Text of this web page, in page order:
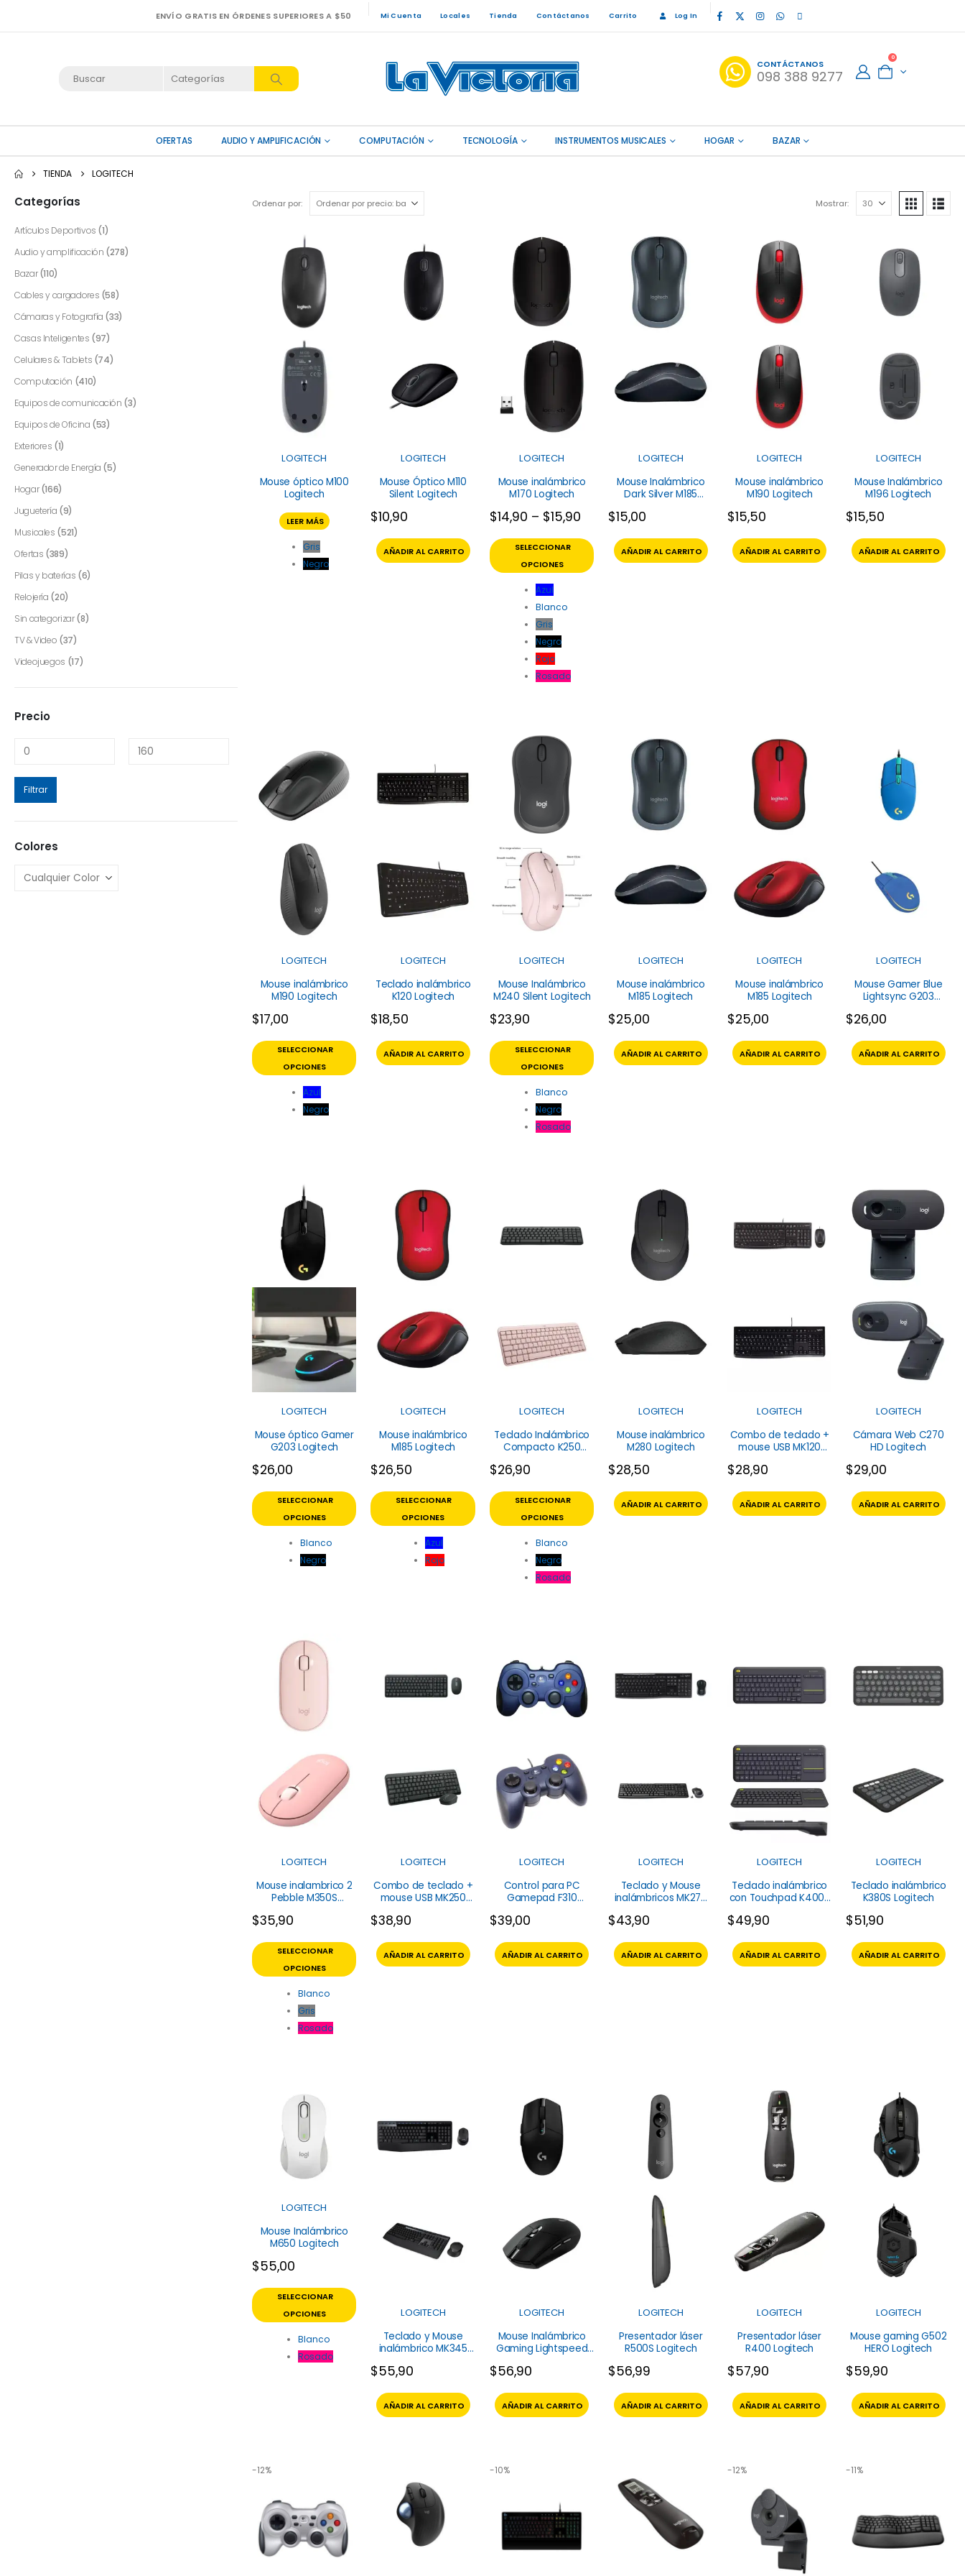
ENVÍO GRATIS EN ÓRDENES SUPERIORES A $50 Mi Cuenta Locales Tienda Contáctanos Carrito Log In
CONTÁCTANOS
098 388 9277
0
OFERTAS AUDIO Y AMPLIFICACIÓN COMPUTACIÓN TECNOLOGÍA INSTRUMENTOS MUSICALES HOGAR BAZAR
TIENDA LOGITECH
Ordenar por: Mostrar:
LOGITECH
Mouse óptico M100
Logitech
LEER MÁS
Gris
Negro
LOGITECH
Mouse Óptico M110
Silent Logitech
$10,90
AÑADIR AL CARRITO
LOGITECH
Mouse inalámbrico
M170 Logitech
$14,90 – $15,90
SELECCIONAR
OPCIONES
Azul
Blanco
Gris
Negro
Rojo
Rosado
LOGITECH
Mouse Inalámbrico
Dark Silver M185
$15,00
AÑADIR AL CARRITO
LOGITECH
Mouse inalámbrico
M190 Logitech
$15,50
AÑADIR AL CARRITO
LOGITECH
Mouse Inalámbrico
M196 Logitech
$15,50
AÑADIR AL CARRITO
LOGITECH
Mouse inalámbrico
M190 Logitech
$17,00
SELECCIONAR
OPCIONES
Azul
Negro
LOGITECH
Teclado inalámbrico
K120 Logitech
$18,50
AÑADIR AL CARRITO
LOGITECH
Mouse Inalámbrico
M240 Silent Logitech
$23,90
SELECCIONAR
OPCIONES
Blanco
Negro
Rosado
LOGITECH
Mouse inalámbrico
M185 Logitech
$25,00
AÑADIR AL CARRITO
LOGITECH
Mouse inalámbrico
M185 Logitech
$25,00
AÑADIR AL CARRITO
LOGITECH
Mouse Gamer Blue
Lightsync G203
$26,00
AÑADIR AL CARRITO
LOGITECH
Mouse óptico Gamer
G203 Logitech
$26,00
SELECCIONAR
OPCIONES
Blanco
Negro
LOGITECH
Mouse inalámbrico
M185 Logitech
$26,50
SELECCIONAR
OPCIONES
Azul
Rojo
LOGITECH
Teclado Inalámbrico
Compacto K250
$26,90
SELECCIONAR
OPCIONES
Blanco
Negro
Rosado
LOGITECH
Mouse inalámbrico
M280 Logitech
$28,50
AÑADIR AL CARRITO
LOGITECH
Combo de teclado +
mouse USB MK120
$28,90
AÑADIR AL CARRITO
LOGITECH
Cámara Web C270
HD Logitech
$29,00
AÑADIR AL CARRITO
LOGITECH
Mouse inalambrico 2
Pebble M350S
$35,90
SELECCIONAR
OPCIONES
Blanco
Gris
Rosado
LOGITECH
Combo de teclado +
mouse USB MK250
$38,90
AÑADIR AL CARRITO
LOGITECH
Control para PC
Gamepad F310
$39,00
AÑADIR AL CARRITO
LOGITECH
Teclado y Mouse
inalámbricos MK270
$43,90
AÑADIR AL CARRITO
LOGITECH
Teclado inalámbrico
con Touchpad K400R
$49,90
AÑADIR AL CARRITO
LOGITECH
Teclado inalámbrico
K380S Logitech
$51,90
AÑADIR AL CARRITO
LOGITECH
Mouse Inalámbrico
M650 Logitech
$55,00
SELECCIONAR
OPCIONES
Blanco
Rosado
LOGITECH
Teclado y Mouse
inalámbrico MK345
$55,90
AÑADIR AL CARRITO
LOGITECH
Mouse Inalámbrico
Gaming Lightspeed
$56,90
AÑADIR AL CARRITO
LOGITECH
Presentador láser
R500S Logitech
$56,99
AÑADIR AL CARRITO
LOGITECH
Presentador láser
R400 Logitech
$57,90
AÑADIR AL CARRITO
LOGITECH
Mouse gaming G502
HERO Logitech
$59,90
AÑADIR AL CARRITO
-12% -10% -12% -11%
Categorías
Artículos Deportivos (1)
Audio y amplificación (278)
Bazar (110)
Cables y cargadores (58)
Cámaras y Fotografía (33)
Casas Inteligentes (97)
Celulares & Tablets (74)
Computación (410)
Equipos de comunicación (3)
Equipos de Oficina (53)
Exteriores (1)
Generador de Energía (5)
Hogar (166)
Juguetería (9)
Musicales (521)
Ofertas (389)
Pilas y baterías (6)
Relojería (20)
Sin categorizar(8)
TV & Video (37)
Videojuegos (17)
Precio
Filtrar
Colores